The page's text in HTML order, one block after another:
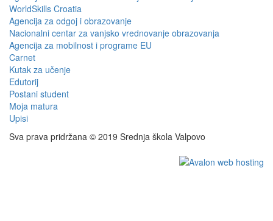
WorldSkills Croatia
Agencija za odgoj i obrazovanje
Nacionalni centar za vanjsko vrednovanje obrazovanja
Agencija za mobilnost i programe EU
Carnet
Kutak za učenje
Edutorij
Postani student
Moja matura
Upisi
Sva prava pridržana © 2019 Srednja škola Valpovo